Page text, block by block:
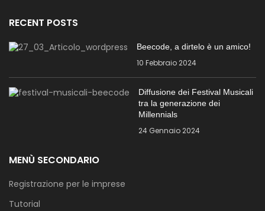
RECENT POSTS
Beecode, a dirtelo è un amico!
10 Febbraio 2024
Diffusione dei Festival Musicali
tra la generazione dei
Millennials
24 Gennaio 2024
MENÙ SECONDARIO
Registrazione per le imprese
Tutorial